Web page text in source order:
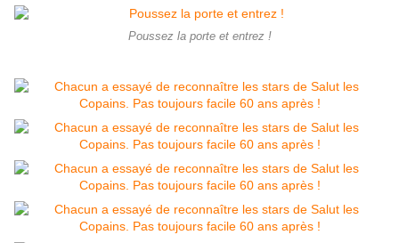
Poussez la porte et entrez !